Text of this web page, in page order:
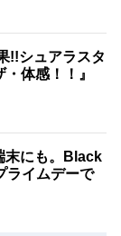
!!シュアラスタ
体感！！』
末にも。Black
ライムデーで